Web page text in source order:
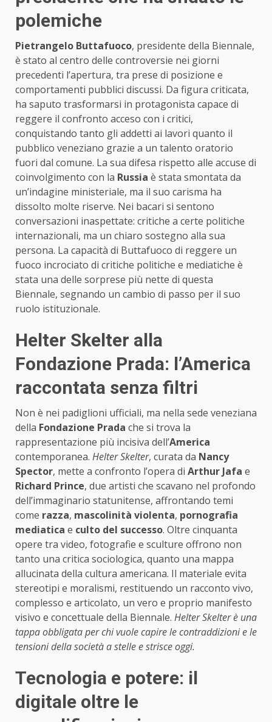
polemiche
Pietrangelo Buttafuoco, presidente della Biennale,
è stato al centro delle controversie nei giorni
precedenti l’apertura, tra prese di posizione e
comportamenti pubblici discussi. Da figura criticata,
ha saputo trasformarsi in protagonista capace di
reggere il confronto acceso con i critici,
conquistando tanto gli addetti ai lavori quanto il
pubblico veneziano grazie a un talento oratorio
fuori dal comune. La sua difesa rispetto alle accuse di
coinvolgimento con la Russia è stata smontata da
un’indagine ministeriale, ma il suo carisma ha
dissolto molte riserve. Nei bacari si sentono
conversazioni inaspettate: critiche a certe politiche
internazionali, ma un chiaro sostegno alla sua
persona. La capacità di Buttafuoco di reggere un
fuoco incrociato di critiche politiche e mediatiche è
stata una delle sorprese più nette di questa
Biennale, segnando un cambio di passo per il suo
ruolo istituzionale.
Helter Skelter alla
Fondazione Prada: l’America
raccontata senza filtri
Non è nei padiglioni ufficiali, ma nella sede veneziana
della Fondazione Prada che si trova la
rappresentazione più incisiva dell’America
contemporanea. Helter Skelter, curata da Nancy
Spector, mette a confronto l’opera di Arthur Jafa e
Richard Prince, due artisti che scavano nel profondo
dell’immaginario statunitense, affrontando temi
come razza, mascolinità violenta, pornografia
mediatica e culto del successo. Oltre cinquanta
opere tra video, fotografie e sculture offrono non
tanto una critica sociologica, quanto una mappa
allucinata della cultura americana. Il materiale evita
stereotipi e moralismi, restituendo un racconto vivo,
complesso e articolato, un vero e proprio manifesto
visivo e concettuale della Biennale. Helter Skelter è una
tappa obbligata per chi vuole capire le contraddizioni e le
tensioni della società a stelle e strisce oggi.
Tecnologia e potere: il
digitale oltre le